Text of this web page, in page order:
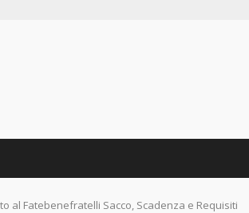
al Fatebenefratelli Sacco, Scadenza e Requisiti